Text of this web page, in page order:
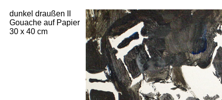
dunkel draußen II
Gouache auf Papier
30 x 40 cm